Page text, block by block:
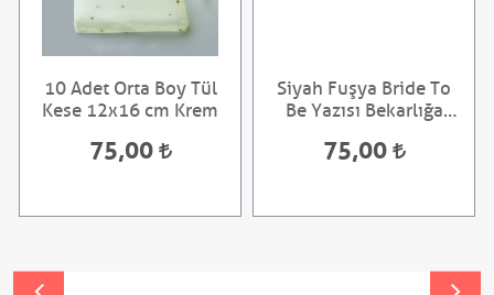
10 Adet Orta Boy Tül
Kese 12x16 cm Krem
75,00
Siyah Fuşya Bride To
Be Yazısı Bekarlığa
Banner
75,00